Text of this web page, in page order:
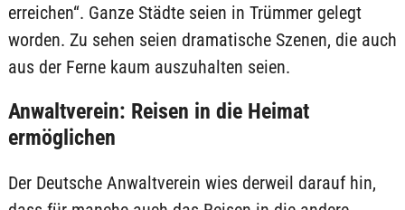
erreichen“. Ganze Städte seien in Trümmer gelegt
worden. Zu sehen seien dramatische Szenen, die auch
aus der Ferne kaum auszuhalten seien.
Anwaltverein: Reisen in die Heimat
ermöglichen
Der Deutsche Anwaltverein wies derweil darauf hin,